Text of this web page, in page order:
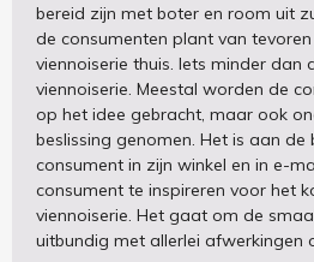
bereid zijn met boter en room uit
de consumenten plant van
viennoiserie thuis. Iets minder
viennoiserie. Meestal worden de
op het idee gebracht, maar ook
beslissing genomen. Het is aan de
consument in zijn winkel en in e-
consument te inspireren voor het
viennoiserie. Het gaat om de
uitbundig met allerlei afwerkingen